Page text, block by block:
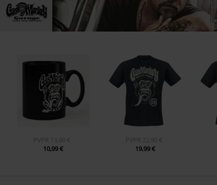
PVPR
13,90 €
10,99 €
PVPR 22,90 €
19,99 €